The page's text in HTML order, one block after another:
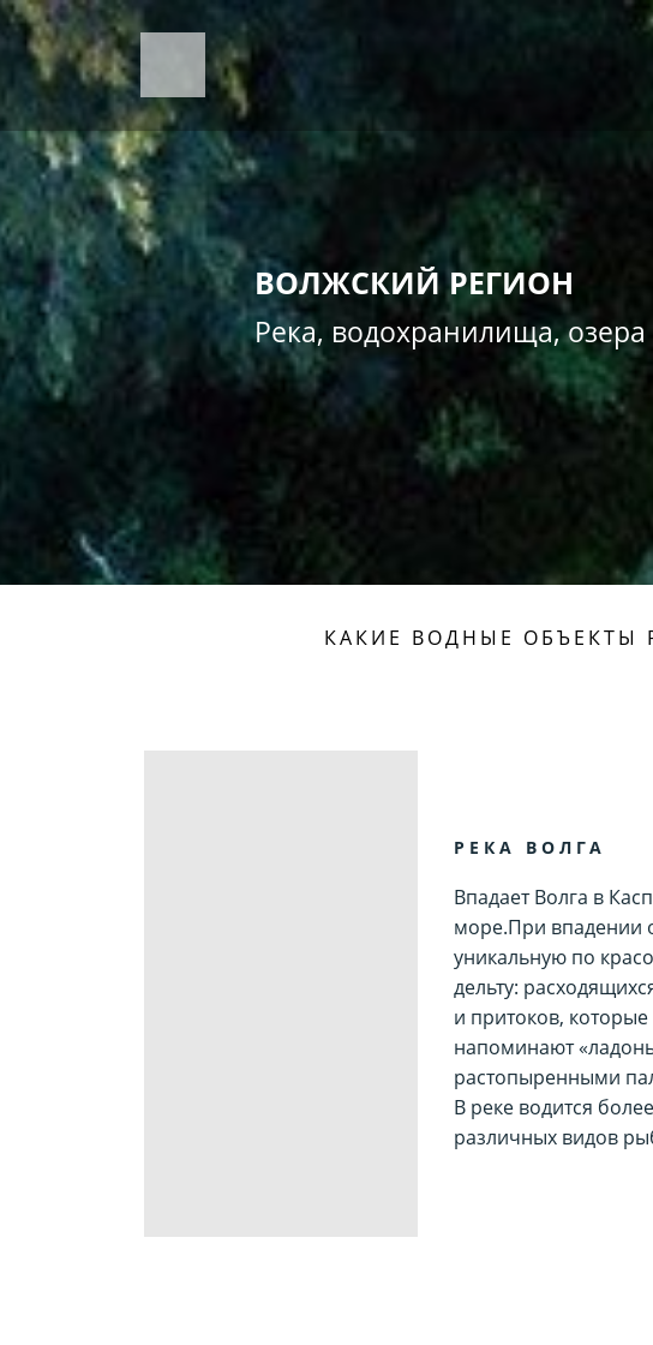
ВОЛЖСКИЙ РЕГИОН
Река, водохранилища, озера
КАКИЕ ВОДНЫЕ ОБЪЕКТЫ
РЕКА ВОЛГА
Впадает Волга в
море.При впадении
уникальную по
дельту:
и притоков, которые
напоминают
растопыренными
В реке водится
различных видов